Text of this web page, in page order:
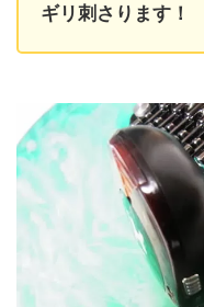
ギリ刺さります！